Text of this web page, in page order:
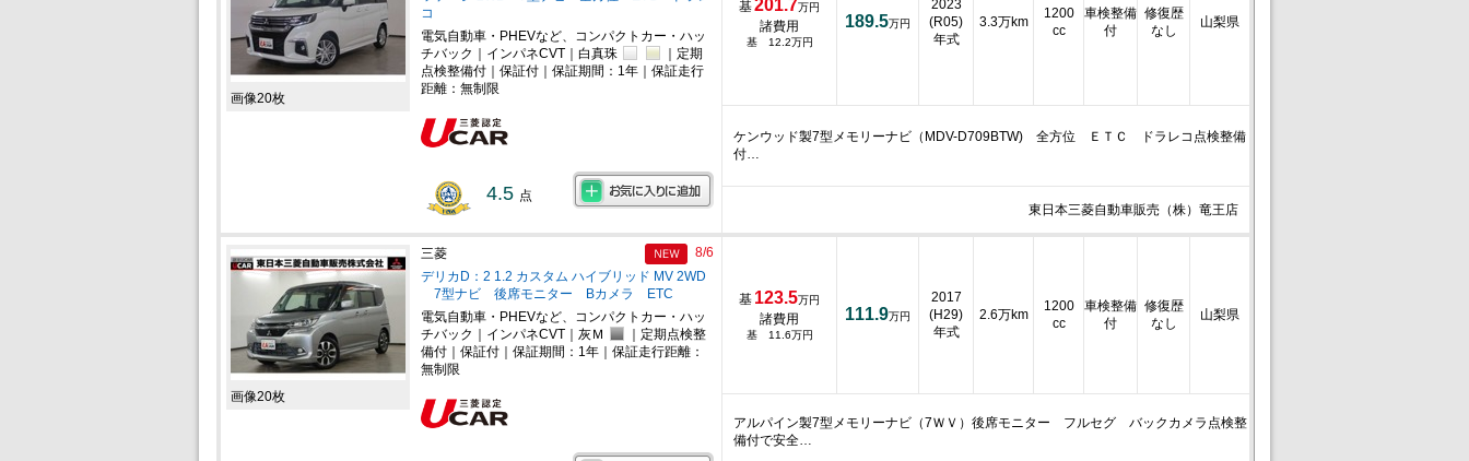
画像20枚
コ
電気自動車・PHEVなど、コンパクトカー・ハッ
チバック｜インパネCVT｜白真珠
｜定期
点検整備付｜保証付｜保証期間：1年｜保証走行
距離：無制限
4.5 点
基201.7万円
諸費用
基 12.2万円
189.5万円
2023
(R05)
年式
3.3万km
1200
cc
車検整備
付
修復歴
なし
山梨県
ケンウッド製7型メモリーナビ（MDV-D709BTW) 全方位 ＥＴＣ ドラレコ点検整備
付…
東日本三菱自動車販売（株）竜王店
画像20枚
三菱
デリカD：2 1.2 カスタム ハイブリッド MV 2WD
7型ナビ 後席モニター Bカメラ ETC
8/6
電気自動車・PHEVなど、コンパクトカー・ハッ
チバック｜インパネCVT｜灰Ｍ
｜定期点検整
備付｜保証付｜保証期間：1年｜保証走行距離：
無制限
基 123.5万円
諸費用
基 11.6万円
111.9万円
2017
(H29)
年式
2.6万km
1200
cc
車検整備
付
修復歴
なし
山梨県
アルパイン製7型メモリーナビ（7ＷＶ）後席モニター フルセグ バックカメラ点検整
備付で安全…